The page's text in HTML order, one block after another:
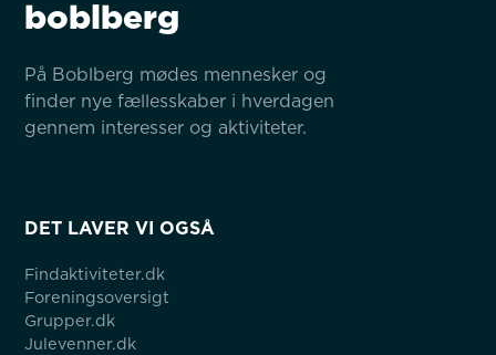
boblberg
På Boblberg mødes mennesker og
finder nye fællesskaber i hverdagen
gennem interesser og aktiviteter.
DET LAVER VI OGSÅ
Findaktiviteter.dk
Foreningsoversigt
Grupper.dk
Julevenner.dk